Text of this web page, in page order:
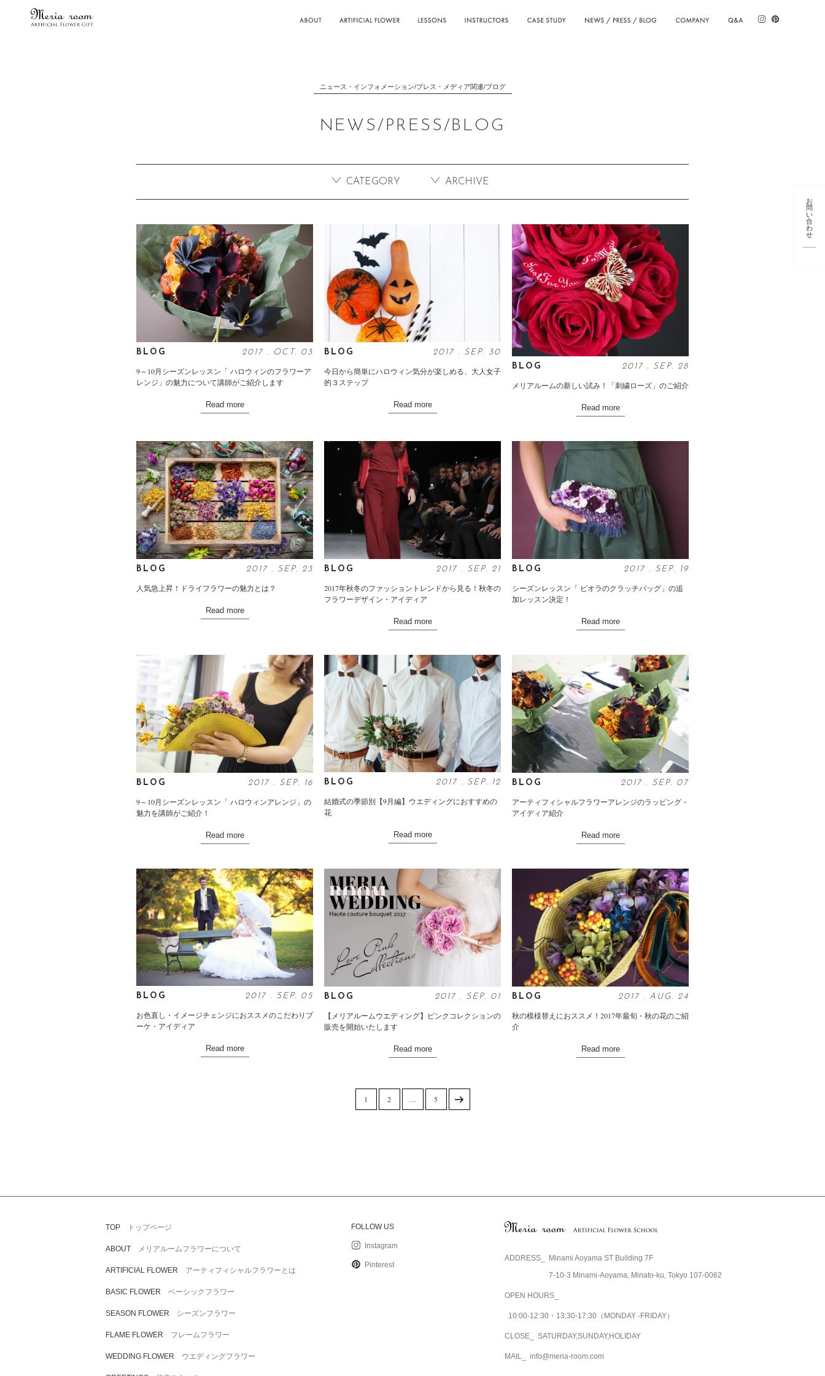
お
問
い
合
わ
せ
ニュース・インフォメーション/プレス・メディア関連/ブログ
NEWS/PRESS/BLOG
CATEGORY ARCHIVE
BLOG 2017 . OCT. 03
9～10月シーズンレッスン「 ハロウィンのフラワーア
レンジ」の魅力について講師がご紹介します
Read more
BLOG 2017 . SEP. 30
今日から簡単にハロウィン気分が楽しめる、大人女子
的３ステップ
Read more
BLOG 2017 . SEP. 28
メリアルームの新しい試み！「刺繍ローズ」のご紹介
Read more
BLOG 2017 . SEP. 23
人気急上昇！ドライフラワーの魅力とは？
Read more
BLOG 2017 . SEP. 21
2017年秋冬のファッショントレンドから見る！秋冬の
フラワーデザイン・アイディア
Read more
BLOG 2017 . SEP. 19
シーズンレッスン「 ビオラのクラッチバッグ」の追
加レッスン決定！
Read more
BLOG 2017 . SEP. 16
9～10月シーズンレッスン「 ハロウィンアレンジ」の
魅力を講師がご紹介！
Read more
BLOG 2017 . SEP. 12
結婚式の季節別【9月編】ウエディングにおすすめの
花
Read more
BLOG 2017 . SEP. 07
アーティフィシャルフラワーアレンジのラッピング・
アイディア紹介
Read more
BLOG 2017 . SEP. 05
お色直し・イメージチェンジにおススメのこだわりブ
ーケ・アイディア
Read more
BLOG 2017 . SEP. 01
【メリアルームウエディング】ピンクコレクションの
販売を開始いたします
Read more
BLOG 2017 . AUG. 24
秋の模様替えにおススメ！2017年最旬・秋の花のご紹
介
Read more
ゲ
ー
シ
ョ
1 ペー
2 … ペー
5 次の
TOP トップページ
ABOUT メリアルームフラワーについて
ARTIFICIAL FLOWER アーティフィシャルフラワーとは
BASIC FLOWER ベーシックフラワー
SEASON FLOWER シーズンフラワー
FLAME FLOWER フレームフラワー
WEDDING FLOWER ウエディングフラワー
FOLLOW US
Instagram
Pinterest
ADDRESS_
Minami Aoyama ST Building 7F
7-10-3 Minami-Aoyama, Minato-ku, Tokyo 107-0062
OPEN HOURS_
10:00-12:30・13:30-17:30（MONDAY -FRIDAY）
CLOSE_ SATURDAY,SUNDAY,HOLIDAY
MAIL_ info@meria-room.com